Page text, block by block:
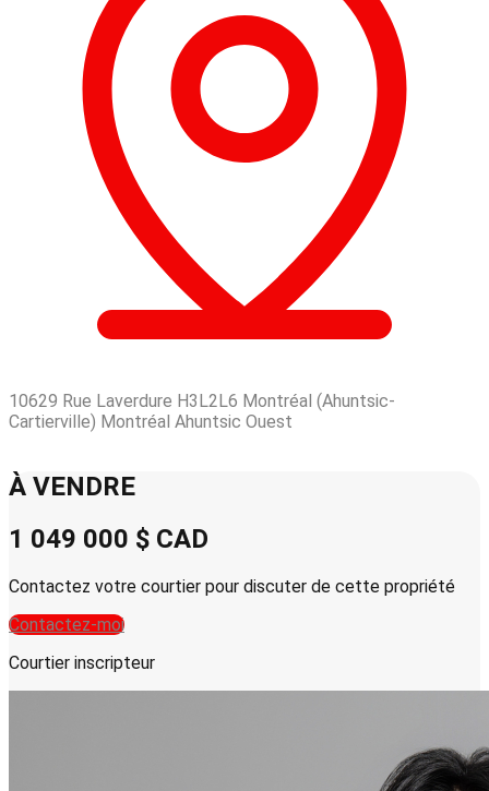
10629 Rue Laverdure H3L2L6 Montréal (Ahuntsic-
Cartierville) Montréal Ahuntsic Ouest
+
À VENDRE
1 049 000 $ CAD
Contactez votre courtier pour discuter de cette propriété
Contactez-moi
Courtier inscripteur